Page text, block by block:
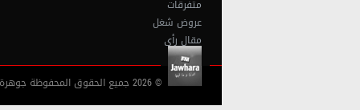
متفرقات
عروض شغل
مقال رأي
© 2026 جميع الحقوق المحفوظة جوهرة أف آم تونس |